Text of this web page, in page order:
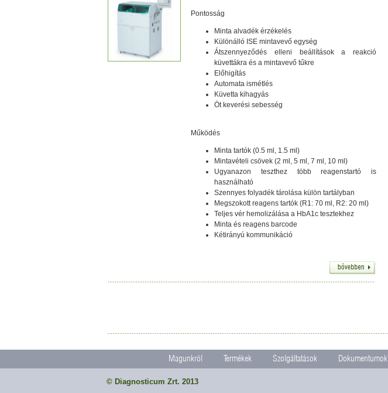
Pontosság
Minta alvadék érzékelés
Különálló ISE mintavevő egység
Átszennyeződés elleni beállítások a reakció
küvettákra és a mintavevő tűkre
Előhigítás
Automata ismétlés
Küvetta kihagyás
Öt keverési sebesség
Működés
Minta tartók (0.5 ml, 1.5 ml)
Mintavételi csövek (2 ml, 5 ml, 7 ml, 10 ml)
Ugyanazon teszthez több reagenstartó is
használható
Szennyes folyadék tárolása külön tartályban
Megszokott reagens tartók (R1: 70 ml, R2: 20 ml)
Teljes vér hemolizálása a HbA1c tesztekhez
Minta és reagens barcode
Kétirányú kommunikáció
Magunkról Termékek Szolgáltatások Dokumentumok
© Diagnosticum Zrt. 2013